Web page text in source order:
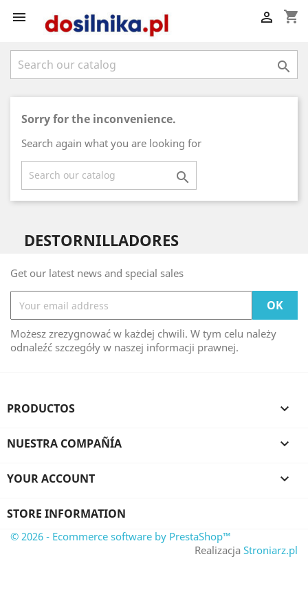
 shopping_cart


Sorry for the inconvenience.
Search again what you are looking for

DESTORNILLADORES
Get our latest news and special sales
Możesz zrezygnować w każdej chwili. W tym celu należy
odnaleźć szczegóły w naszej informacji prawnej.
PRODUCTOS 
NUESTRA COMPAÑÍA 
YOUR ACCOUNT 
STORE INFORMATION
© 2026 - Ecommerce software by PrestaShop™
Realizacja Stroniarz.pl